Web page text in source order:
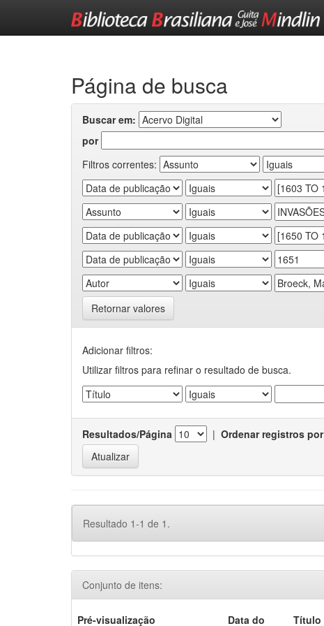
Página de busca
Buscar em:
por
Filtros correntes:
Retornar valores
Adicionar filtros:
Utilizar filtros para refinar o resultado de busca.
Resultados/Página | Ordenar registros por
Resultado 1-1 de 1.
Conjunto de itens:
Pré-visualização Data do Título